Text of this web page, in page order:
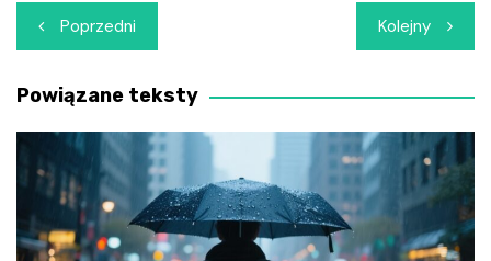
Nawigacja
wpisu
Poprzedni Kolejny
Powiązane teksty